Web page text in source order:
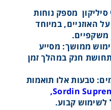
סיליקון מספק נוחות
האוזניים, במיוחד
ממושך: מסייע
חנק במהלך זמן
טבעות אלו תואמות
לשימוש קבוע.